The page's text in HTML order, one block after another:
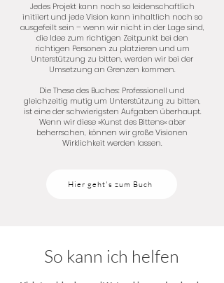
Jedes Projekt kann noch so leidenschaftlich
initiiert und jede Vision kann inhaltlich noch so
ausgefeilt sein – wenn wir nicht in der Lage sind,
die Idee zum richtigen Zeitpunkt bei den
richtigen Personen zu platzieren und um
Unterstützung zu bitten, werden wir bei der
Umsetzung an Grenzen kommen.
Die These des Buches: Professionell und
gleichzeitig mutig um Unterstützung zu bitten,
ist eine der schwierigsten Aufgaben überhaupt.
Wenn wir diese »Kunst des Bittens« aber
beherrschen, können wir große Visionen
Wirklichkeit werden lassen.
Hier geht's zum Buch
So kann ich helfen